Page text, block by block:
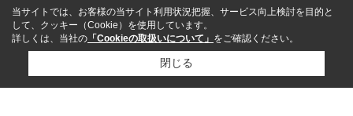
当サイトでは、お客様の当サイト利用状況把握、サービス向上検討を目的と
して、クッキー（Cookie）を使用しています。
詳しくは、当社の 「Cookieの取扱いについて」 をご確認ください。
閉じる